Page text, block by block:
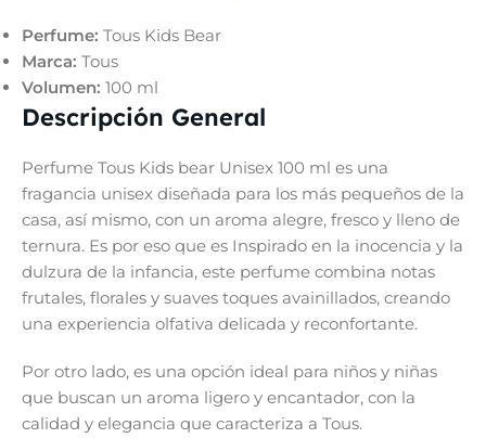
Perfume: Tous Kids Bear
Marca: Tous
Volumen: 100 ml
Descripción General
Perfume Tous Kids bear Unisex 100 ml es una
fragancia unisex diseñada para los más pequeños de la
casa, así mismo, con un aroma alegre, fresco y lleno de
ternura. Es por eso que es Inspirado en la inocencia y la
dulzura de la infancia, este perfume combina notas
frutales, florales y suaves toques avainillados, creando
una experiencia olfativa delicada y reconfortante.
Por otro lado, es una opción ideal para niños y niñas
que buscan un aroma ligero y encantador, con la
calidad y elegancia que caracteriza a Tous.